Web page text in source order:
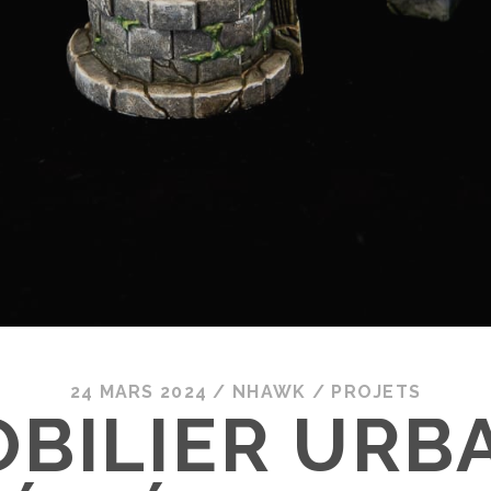
24 MARS 2024 / NHAWK / PROJETS